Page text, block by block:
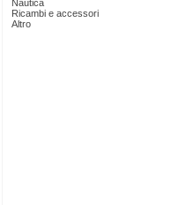
Nautica
Ricambi e accessori
Altro